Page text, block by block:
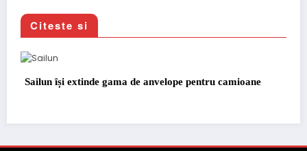
Citeste si
Sailun își extinde gama de anvelope pentru camioane